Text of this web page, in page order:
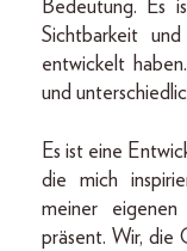
Bedeutung. Es
Sichtbarkeit
entwickelt
und
Es ist eine
die mich
meiner
präsent. Wir, die